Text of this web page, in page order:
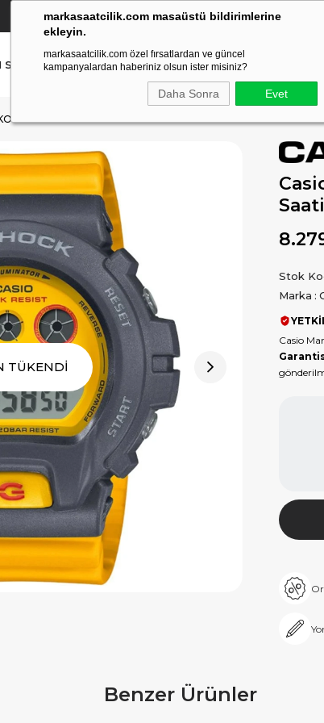
markasaatcilik.com masaüstü bildirimlerine
ekleyin.
markasaatcilik.com özel fırsatlardan ve güncel
kampanyalardan haberiniz olsun ister misiniz?
Daha Sonra Evet
YETKİLİ SATICI (Ücretsiz Kargo Ve İade)
ERKEK SAAT AKILLI SAAT
SAATI
TÜKENDİ
Saati
Stok
Marka :
Casio
Benzer Ürünler